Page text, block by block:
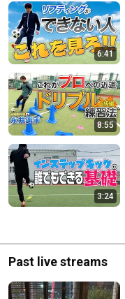
6:41
8:55
3:24
Past live streams